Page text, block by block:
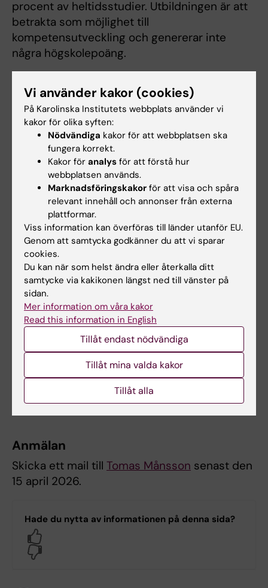
procent av heltidsstudier. Utbildningen är att
betrakta som möjlighet till
kompetensutveckling och genererar inte
några högskolepoäng.
Slutdatum: 2026-05-31
På svenska
All undervisning är online, via Canvas och
Zoom. Allt kursmaterial finns på Canvas. Tre
möten i Zoom är inplanerade under
utbildningens gång.
Möte 1: måndag den 4 maj, kl. 13.00–14.30
Möte 2: tisdag den 26 maj, kl. 9.00–12.00.
Möte 3: onsdag den 27 maj, kl. 13.00–
16.00.
Kontaktpersoner
Ulrik Kihlbom, professor i medicinsk etik
och lärare
Tomas Månsson, adjunkt och lärare
Utbildningsgivare är Institutionen för Lärande,
Informatik, Management och Etik (LIME).
Anmälan
Skicka ett mail till Tomas Månsson senast den
15 april 2026.
Hade du nytta av informationen på denna sida?
Vi använder kakor (cookies)
På Karolinska Institutets webbplats använder vi
kakor för olika syften:
Nödvändiga kakor för att webbplatsen ska
fungera korrekt.
Kakor för analys för att förstå hur
webbplatsen används.
Marknadsföringskakor för att visa och spåra
relevant innehåll och annonser från externa
plattformar.
Viss information kan överföras till länder utanför EU.
Genom att samtycka godkänner du att vi sparar
cookies.
Du kan när som helst ändra eller återkalla ditt
samtycke via kakikonen längst ned till vänster på
sidan.
Mer information om våra kakor
Read this information in English
Tillåt endast nödvändiga
Tillåt mina valda kakor
Tillåt alla